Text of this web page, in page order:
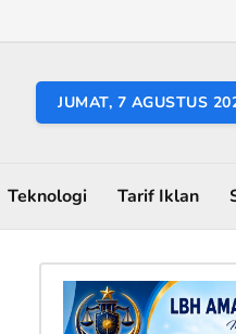
JUMAT, 7 AGUSTUS
Teknologi Tarif Iklan